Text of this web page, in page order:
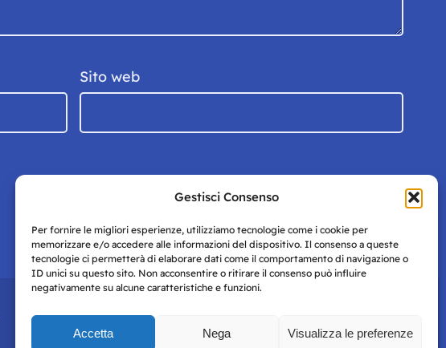
Gestisci Consenso
Per fornire le migliori esperienze, utilizziamo tecnologie come i cookie per
memorizzare e/o accedere alle informazioni del dispositivo. Il consenso a queste
tecnologie ci permetterà di elaborare dati come il comportamento di navigazione o
ID unici su questo sito. Non acconsentire o ritirare il consenso può influire
negativamente su alcune caratteristiche e funzioni.
Accetta Nega Visualizza le preferenze
Sito web